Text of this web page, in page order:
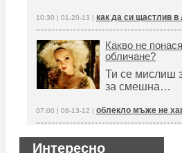
10:30 | 01-20-13 | как да си щастлив
Какво не
обличане?
Ти се мислиш
за смешна…
07:00 | 08-13-12 | облекло мъже не
Интересно